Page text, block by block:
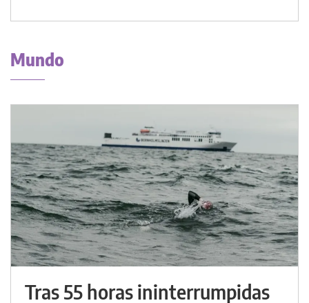
Mundo
Tras 55 horas ininterrumpidas